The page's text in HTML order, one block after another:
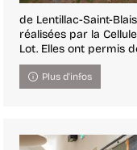
de Lentillac-Saint-
réalisées par la
Lot. Elles ont permis
Plus d'infos